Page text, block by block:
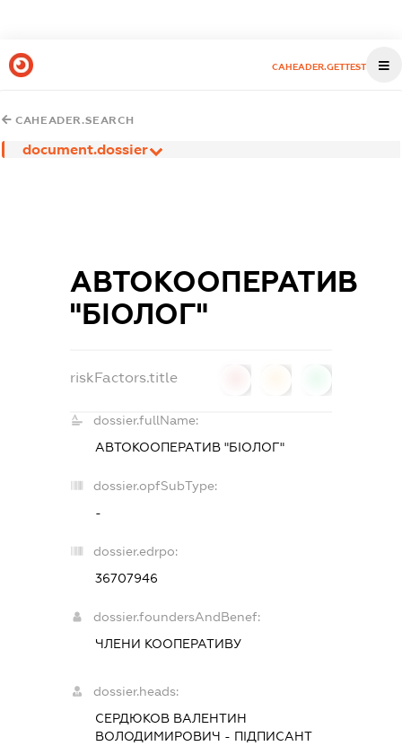
CAHEADER.GETTEST
CAHEADER.SEARCH
document.dossier
АВТОКООПЕРАТИВ
"БІОЛОГ"
riskFactors.title
dossier.fullName:
АВТОКООПЕРАТИВ "БІОЛОГ"
dossier.opfSubType:
-
dossier.edrpo:
36707946
dossier.foundersAndBenef:
ЧЛЕНИ КООПЕРАТИВУ
dossier.heads:
СЕРДЮКОВ ВАЛЕНТИН
ВОЛОДИМИРОВИЧ - ПІДПИСАНТ